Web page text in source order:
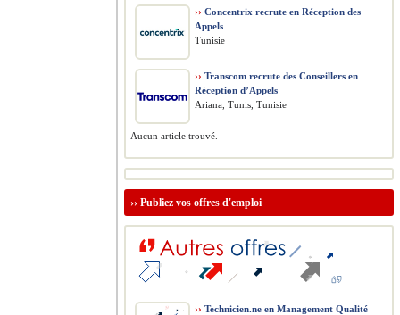
›› Concentrix recrute en Réception des
Appels
Tunisie
›› Transcom recrute des Conseillers en
Réception d’Appels
Ariana, Tunis, Tunisie
Aucun article trouvé.
›› Publiez vos offres d'emploi
›› Technicien.ne en Management Qualité